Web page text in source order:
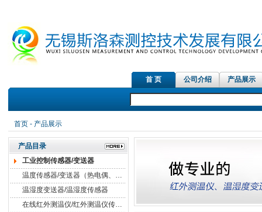
首 页 公司介绍 产品展示
首页-产品展示
产品目录
工业控制传感器/变送器
温度传感器/变送器（热电偶、热电阻）
温湿度变送器/温湿度传感器
在线红外测温仪/红外测温仪传感器